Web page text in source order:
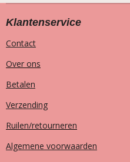
Klantenservice
Contact
Over ons
Betalen
Verzending
Ruilen/retourneren
Algemene voorwaarden